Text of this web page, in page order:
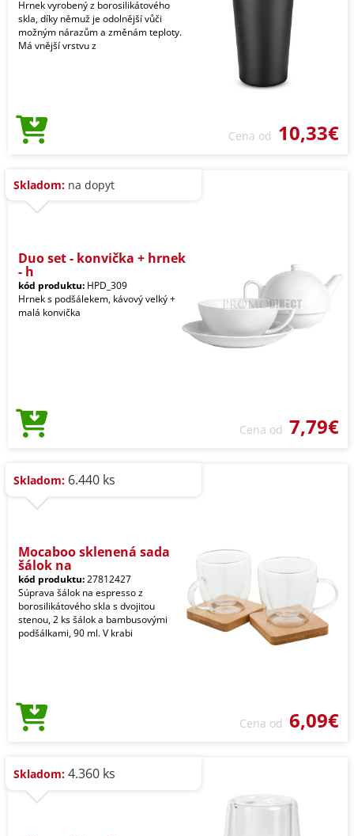
Hrnek vyrobený z borosilikátového
skla, díky němuž je odolnější vůči
možným nárazům a změnám teploty.
Má vnější vrstvu z
Cena od 10,33€
Skladom: na dopyt
Duo set - konvička + hrnek
- h
kód produktu: HPD_309
Hrnek s podšálekem, kávový velký +
malá konvička
Cena od 7,79€
Skladom: 6.440 ks
Mocaboo sklenená sada
šálok na
kód produktu:27812427
Súprava šálok na espresso z
borosilikátového skla s dvojitou
stenou, 2 ks šálok a bambusovými
podšálkami, 90 ml. V krabi
Cena od 6,09€
Skladom: 4.360 ks